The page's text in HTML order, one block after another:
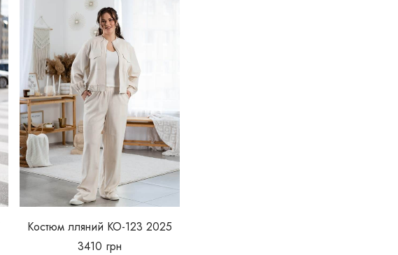
Костюм лляний КО-123 2025
3410 грн